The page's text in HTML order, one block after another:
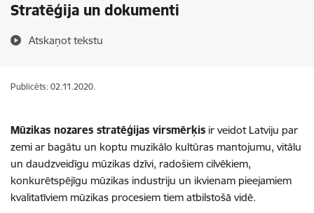
Stratēģija un dokumenti
Atskaņot tekstu
Publicēts: 02.11.2020.
Mūzikas nozares stratēģijas virsmērķis ir veidot Latviju par
zemi ar bagātu un koptu muzikālo kultūras mantojumu, vitālu
un daudzveidīgu mūzikas dzīvi, radošiem cilvēkiem,
konkurētspējīgu mūzikas industriju un ikvienam pieejamiem
kvalitatīviem mūzikas procesiem tiem atbilstošā vidē.